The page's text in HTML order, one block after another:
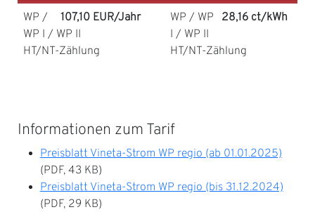
107,10 EUR/Jahr
WP /
WP I / WP II
HT/NT-Zählung
28,16 ct/kWh
WP / WP
I / WP II
HT/NT-Zählung
Informationen zum Tarif
Preisblatt Vineta-Strom WP regio (ab 01.01.2025)
(PDF, 43 KB)
Preisblatt Vineta-Strom WP regio (bis 31.12.2024)
(PDF, 29 KB)